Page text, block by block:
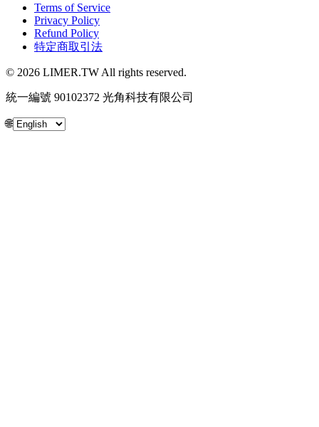
Terms of Service
Privacy Policy
Refund Policy
特定商取引法
© 2026 LIMER.TW All rights reserved.
統一編號 90102372 光角科技有限公司
🌐